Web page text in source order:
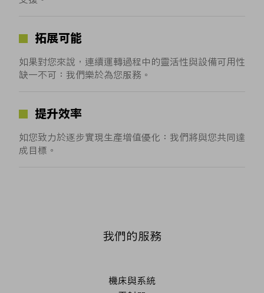
拓展可能
如果對您來說，連續運轉過程中的靈活性與設備可用性
缺一不可：我們樂於為您服務。
提升效率
如您致力於逐步實現生產增值優化：我們將與您共同達
成目標。
我們的服務